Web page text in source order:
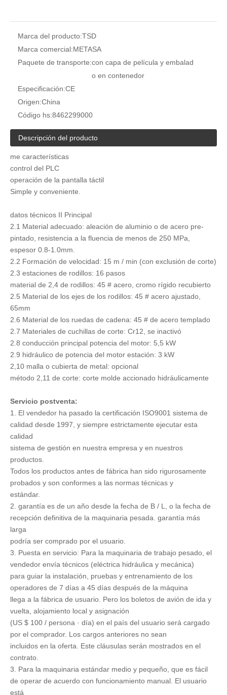
Marca del producto:TSD
Marca comercial:METASA
Paquete de transporte:con capa de película y embalad
o en contenedor
Especificación:CE
Origen:China
Código hs:8462299000
Descripción del producto
me características
control del PLC
operación de la pantalla táctil
Simple y conveniente.
datos técnicos II Principal
2.1 Material adecuado: aleación de aluminio o de acero pre-
pintado, resistencia a la fluencia de menos de 250 MPa,
espesor 0.8-1.0mm.
2.2 Formación de velocidad: 15 m / min (con exclusión de corte)
2.3 estaciones de rodillos: 16 pasos
material de 2,4 de rodillos: 45 # acero, cromo rígido recubierto
2.5 Material de los ejes de los rodillos: 45 # acero ajustado,
65mm
2.6 Material de los ruedas de cadena: 45 # de acero templado
2.7 Materiales de cuchillas de corte: Cr12, se inactivó
2.8 conducción principal potencia del motor: 5,5 kW
2.9 hidráulico de potencia del motor estación: 3 kW
2,10 malla o cubierta de metal: opcional
método 2,11 de corte: corte molde accionado hidráulicamente
Servicio postventa:
1. El vendedor ha pasado la certificación ISO9001 sistema de
calidad desde 1997, y siempre estrictamente ejecutar esta
calidad
sistema de gestión en nuestra empresa y en nuestros
productos.
Todos los productos antes de fábrica han sido rigurosamente
probados y son conformes a las normas técnicas y
estándar.
2. garantía es de un año desde la fecha de B / L, o la fecha de
recepción definitiva de la maquinaria pesada. garantía más
larga
podría ser comprado por el usuario.
3. Puesta en servicio: Para la maquinaria de trabajo pesado, el
vendedor envía técnicos (eléctrica hidráulica y mecánica)
para guiar la instalación, pruebas y entrenamiento de los
operadores de 7 días a 45 días después de la máquina
llega a la fábrica de usuario. Pero los boletos de avión de ida y
vuelta, alojamiento local y asignación
(US $ 100 / persona · día) en el país del usuario será cargado
por el comprador. Los cargos anteriores no sean
incluidos en la oferta. Este cláusulas serán mostrados en el
contrato.
3. Para la maquinaria estándar medio y pequeño, que es fácil
de operar de acuerdo con funcionamiento manual. El usuario
está